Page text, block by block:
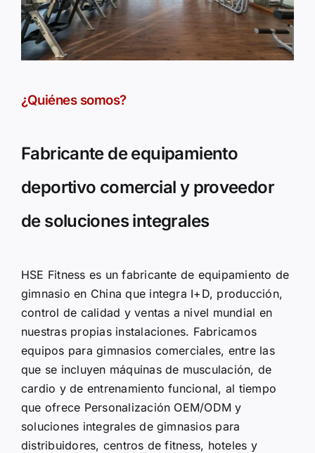
¿Quiénes somos?
Fabricante de equipamiento
deportivo comercial y proveedor
de soluciones integrales
HSE Fitness es unfabricante de equipamiento de
gimnasio en China que integra I+D, producción,
control de calidad y ventas a nivel mundial en
nuestras propias instalaciones. Fabricamos
equipos para gimnasios comerciales, entre las
que se incluyen máquinas de musculación, de
cardio y de entrenamiento funcional, al tiempo
que ofrece Personalización OEM/ODM y
soluciones integrales de gimnasios para
distribuidores, centros de fitness, hoteles y